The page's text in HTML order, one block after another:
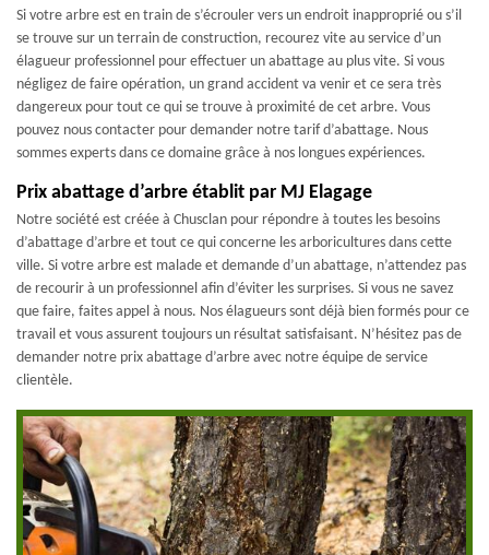
Si votre arbre est en train de s’écrouler vers un endroit inapproprié ou s’il
se trouve sur un terrain de construction, recourez vite au service d’un
élagueur professionnel pour effectuer un abattage au plus vite. Si vous
négligez de faire opération, un grand accident va venir et ce sera très
dangereux pour tout ce qui se trouve à proximité de cet arbre. Vous
pouvez nous contacter pour demander notre tarif d’abattage. Nous
sommes experts dans ce domaine grâce à nos longues expériences.
Prix abattage d’arbre établit par MJ Elagage
Notre société est créée à Chusclan pour répondre à toutes les besoins
d’abattage d’arbre et tout ce qui concerne les arboricultures dans cette
ville. Si votre arbre est malade et demande d’un abattage, n’attendez pas
de recourir à un professionnel afin d’éviter les surprises. Si vous ne savez
que faire, faites appel à nous. Nos élagueurs sont déjà bien formés pour ce
travail et vous assurent toujours un résultat satisfaisant. N’hésitez pas de
demander notre prix abattage d’arbre avec notre équipe de service
clientèle.